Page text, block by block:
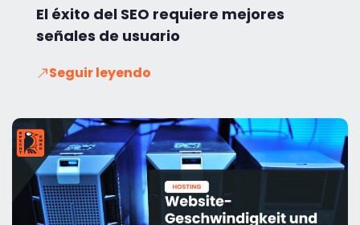
El éxito del SEO requiere mejores
señales de usuario
Seguir leyendo